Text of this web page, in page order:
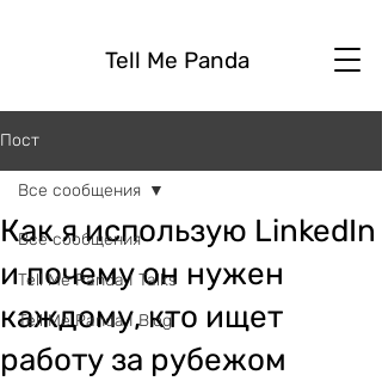
Tell Me Panda
Пост
Все сообщения
Tell Me Panda I Talks
Tell Me Panda I Blog
Все сообщения
Как я использую LinkedIn
и почему он нужен
каждому, кто ищет
работу за рубежом